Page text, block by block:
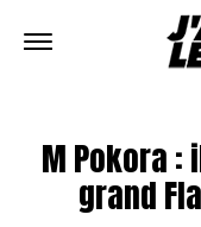
M Pokora :
grand